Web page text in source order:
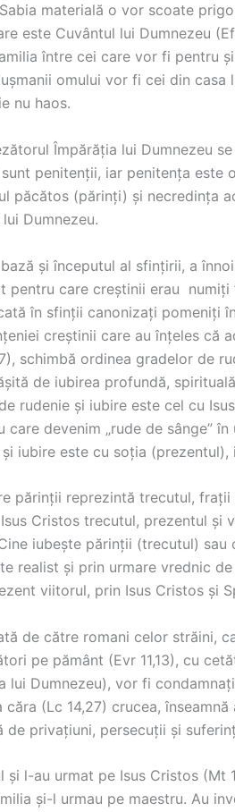
materială o vor scoate
este Cuvântul lui Dumnezeu
între cei care vor fi pentru
omului vor fi cei din casa
nu haos.
Împărăția lui Dumnezeu
sunt penitenții, iar penitența
păcătos (părinți) și necredința
Dumnezeu.
și începutul al sfințirii, a
pentru care creștinii erau numiți
în sfinții canonizați pomeniți
creștinii care au înțeles că
schimbă ordinea gradelor de
de iubirea profundă,
rudenie și iubire este cel cu
care devenim „rude de sânge”
iubire este cu soția
părinții reprezintă trecutul,
Cristos trecutul, prezentul și
iubește părinții (trecutul)
realist și prin urmare vrednic
viitorul, prin Isus Cristos și
de către romani celor străini,
pe pământ (Evr 11,13), cu
lui Dumnezeu), vor fi
căra (Lc 14,27) crucea,
de privațiuni, persecuții și
l-au urmat pe Isus Cristos (Mt
și-l urmau pe maestru. Au